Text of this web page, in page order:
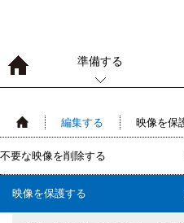
準備する
編集する 映像を保
不要な映像を削除する
映像を保護する